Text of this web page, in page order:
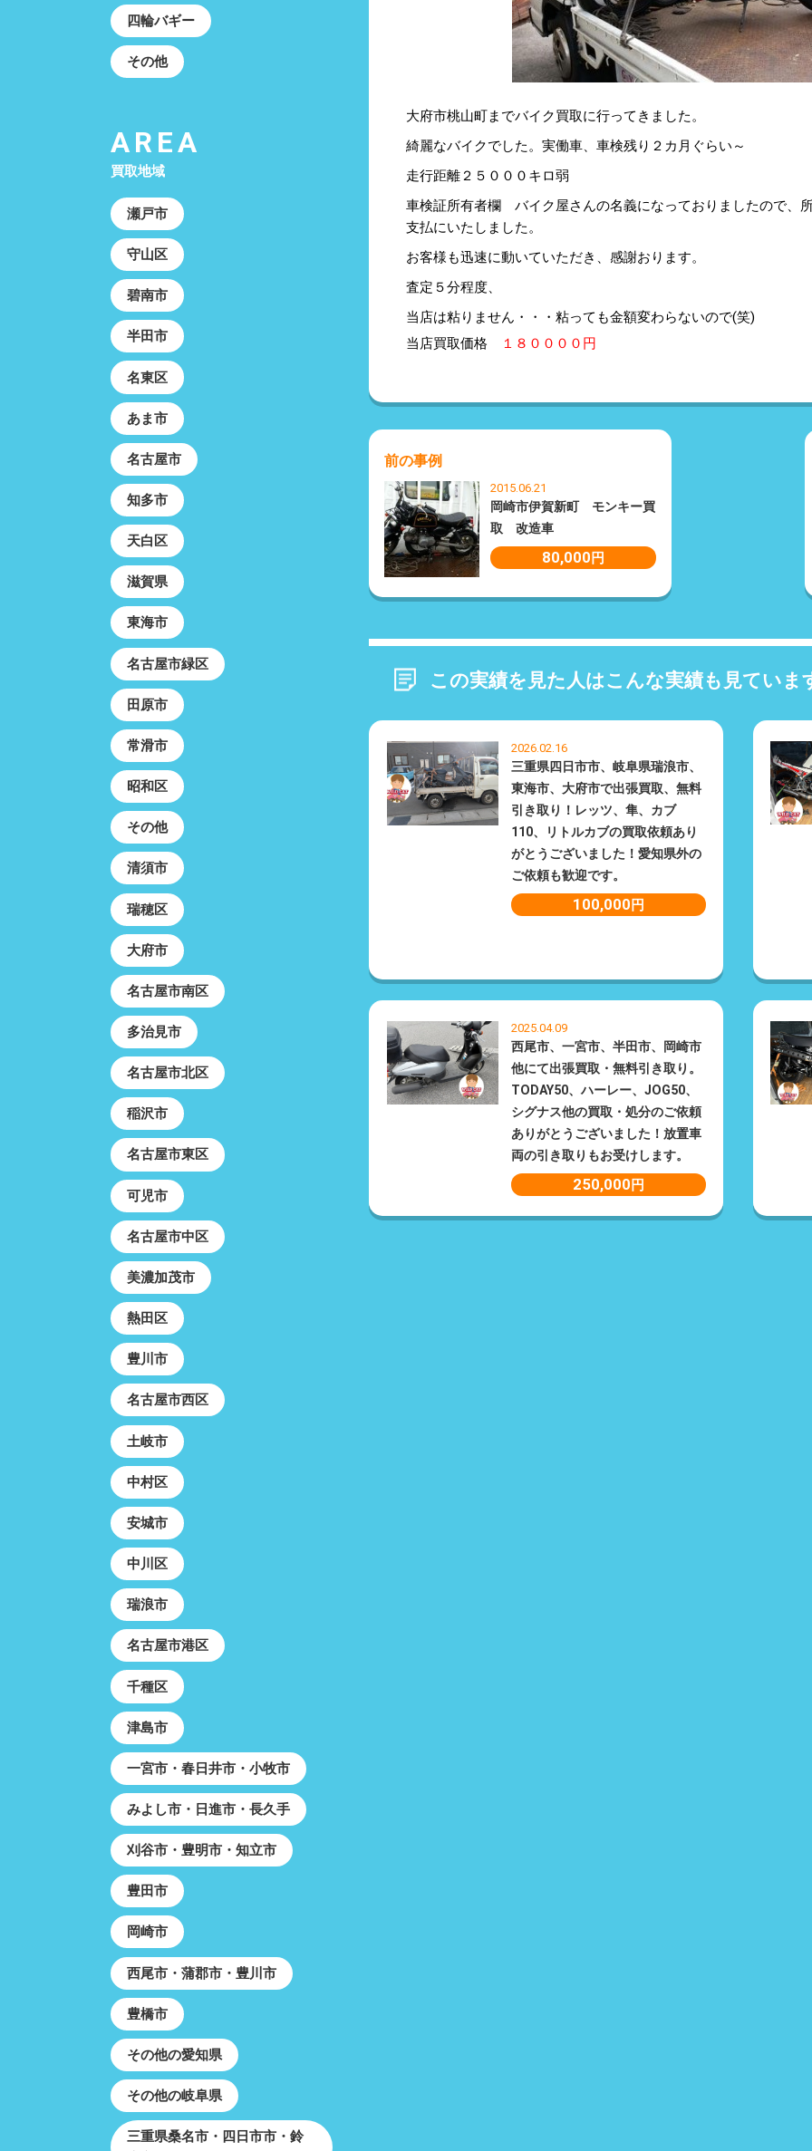
大府市桃山町までバイク買取に行ってきました。
綺麗なバイクでした。実働車、車検残り２カ月ぐらい～
走行距離２５０００キロ弱
車検証所有者欄 バイク屋さんの名義になっておりましたので、
支払にいたしました。
お客様も迅速に動いていただき、感謝おります。
査定５分程度、
当店は粘りません・・・粘っても金額変わらないので(笑)
当店買取価格
１８００００円
前の事例
2015.06.21
岡崎市伊賀新町 モンキー買
取 改造車
80,000 円
この実績を見た人はこんな実績も見ていま
2026.02.16
三重県四日市市、岐阜県瑞浪市、
東海市、大府市で出張買取、無料
引き取り！レッツ、隼、カブ
110、リトルカブの買取依頼あり
がとうございました！愛知県外の
ご依頼も歓迎です。
100,000 円
2025.04.09
西尾市、一宮市、半田市、岡崎市
他にて出張買取・無料引き取り。
TODAY50、ハーレー、JOG50、
シグナス他の買取・処分のご依頼
ありがとうございました！放置車
両の引き取りもお受けします。
250,000 円
四輪バギー
その他
AREA
買取地域
瀬戸市
守山区
碧南市
半田市
名東区
あま市
名古屋市
知多市
天白区
滋賀県
東海市
名古屋市緑区
田原市
常滑市
昭和区
その他
清須市
瑞穂区
大府市
名古屋市南区
多治見市
名古屋市北区
稲沢市
名古屋市東区
可児市
名古屋市中区
美濃加茂市
熱田区
豊川市
名古屋市西区
土岐市
中村区
安城市
中川区
瑞浪市
名古屋市港区
千種区
津島市
一宮市・春日井市・小牧市
みよし市・日進市・長久手
刈谷市・豊明市・知立市
豊田市
岡崎市
西尾市・蒲郡市・豊川市
豊橋市
その他の愛知県
その他の岐阜県
三重県桑名市・四日市市・鈴